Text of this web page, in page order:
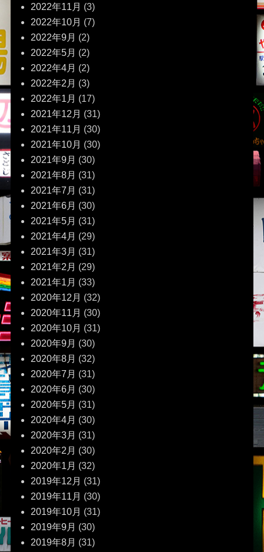
2022年11月 (3)
2022年10月 (7)
2022年9月 (2)
2022年5月 (2)
2022年4月 (2)
2022年2月 (3)
2022年1月 (17)
2021年12月 (31)
2021年11月 (30)
2021年10月 (30)
2021年9月 (30)
2021年8月 (31)
2021年7月 (31)
2021年6月 (30)
2021年5月 (31)
2021年4月 (29)
2021年3月 (31)
2021年2月 (29)
2021年1月 (33)
2020年12月 (32)
2020年11月 (30)
2020年10月 (31)
2020年9月 (30)
2020年8月 (32)
2020年7月 (31)
2020年6月 (30)
2020年5月 (31)
2020年4月 (30)
2020年3月 (31)
2020年2月 (30)
2020年1月 (32)
2019年12月 (31)
2019年11月 (30)
2019年10月 (31)
2019年9月 (30)
2019年8月 (31)